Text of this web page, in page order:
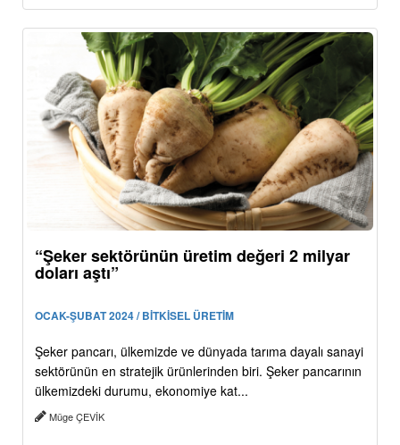
“Şeker sektörünün üretim değeri 2 milyar
doları aştı”
OCAK-ŞUBAT 2024 / BİTKİSEL ÜRETİM
Şeker pancarı, ülkemizde ve dünyada tarıma dayalı sanayi
sektörünün en stratejik ürünlerinden biri. Şeker pancarının
ülkemizdeki durumu, ekonomiye kat...
Müge ÇEVİK